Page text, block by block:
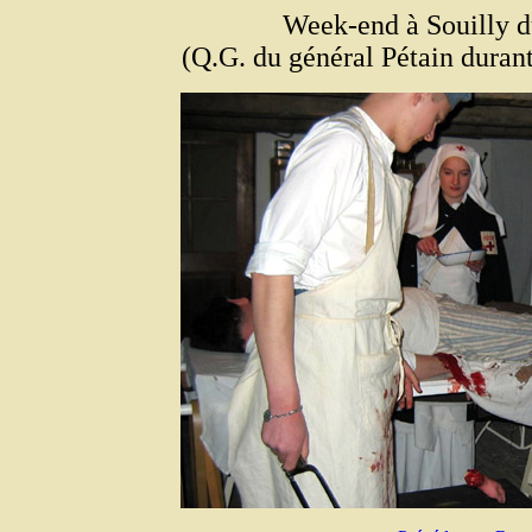
Week-end à Souilly
(Q.G. du général Pétain